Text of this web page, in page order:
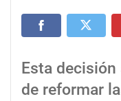
Esta
de reformar